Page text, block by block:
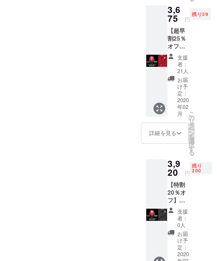
ます。
※使用感
等に関
する返
品・返
金はお
受けい
たしか
ねま
す。
→3,675
円 ・送
料無料
・カ
ラー：
ブラッ
ク ※ご
注文状
況、使
用部材
の供給
状況、
製造工
程上の
都合等
により
出荷時
りま
す。 ※
使用感
等に関
する返
品・返
金はお
受けい
たしか
ねま
す。
3,6
75 円
残り39
【超早
割25％
オフ】
＜3-in-1
charger
cable
赤＞ 先
着60名
限定 ■3-
in-1
charger
cable
1個 ・
通常販
売価
格：
→3,675
円 ・送
料無料
・カ
ラー：
レッド
※ご注文
状況、
使用部
材の供
給状
況、製
造工程
支援
者：
21人
お届
け予
定：
2020
年02
月
詳細を見る
こ
の
リ
タ
ー
ン
を
選
択
す
る
3,9
20 円
残り
200
【特割
20％オ
フ】＜
3-in-1
charger
cable
黒＞ 先
着200名
限定 ■3-
in-1
支援
者：
0人
お届
け予
定：
2020